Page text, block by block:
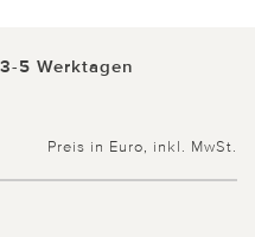
5 Werktagen
Preis in Euro, inkl. MwSt.